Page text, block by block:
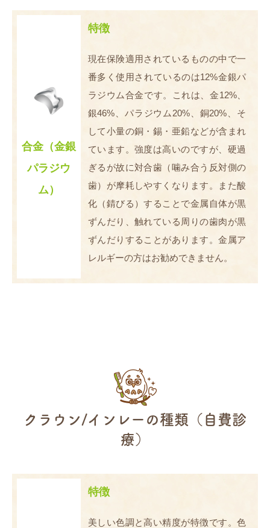
合金（金銀
パラジウ
ム）
特徴
現在保険適用されているものの中で一
番多く使用されているのは12%金銀パ
ラジウム合金です。これは、金12%、
銀46%、パラジウム20%、銅20%、そ
して小量の銅・錫・亜鉛などが含まれ
ています。強度は高いのですが、硬過
ぎるが故に対合歯（噛み合う反対側の
歯）が摩耗しやすくなります。また酸
化（錆びる）することで金属自体が黒
ずんだり、触れている周りの歯肉が黒
ずんだりすることがあります。金属ア
レルギーの方はお勧めできません。
クラウン/インレーの種類（自費診
療）
特徴
美しい色調と高い精度が特徴です。色